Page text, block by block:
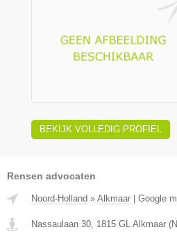
BEKIJK VOLLEDIG PROFIEL
Rensen advocaten
Noord-Holland » Alkmaar | Google
Nassaulaan 30 1815 GL Alkmaar (